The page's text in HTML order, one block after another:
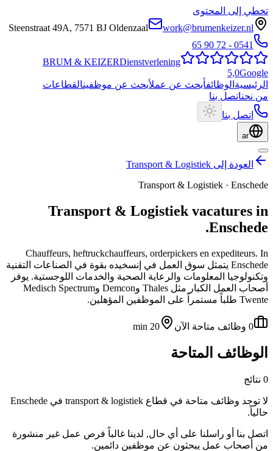
تخطي إلى المحتوى
Steenstraat 49A, 7571 BJ Oldenzaal
work@brumenkeizer.nl
0541 - 72 90 65
BRUM & KEIZERDienstverlening
5,0Google
الرئيسية الوظائفأبحث عن عملأبحث عن موظفينالقطاعات
من نحناتصل بنا
اتصل بنا
ar
العودة إلى Transport & Logistiek
Transport & Logistiek · Enschede
Transport & Logistiek vacatures in
Enschede
.
Chauffeurs, heftruckchauffeurs, orderpickers en expediteurs. In
Enschede يتمثل سوق العمل في إنسخيده بقوة في الصناعات التقنية
وتكنولوجيا المعلومات والرعاية الصحية والخدمات اللوجستية. يوفر
أصحاب العمل الكبار مثل Thales وDemcon وMedisch Spectrum
Twente طلباً مستمراً على الموظفين المؤهلين.
0 وظائف متاحة الآن 20 min
الوظائف المتاحة
0 نتائج
لا توجد وظائف متاحة في قطاع transport & logistiek في Enschede
حالياً.
اتصل بنا أو راسلنا على أي حال, لدينا غالباً فرص عمل غير منشورة
من أصحاب عمل يبحثون عن موظفين دائمين.